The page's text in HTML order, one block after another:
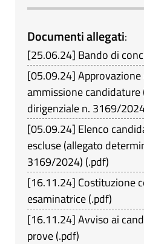
Documenti allegati:
[25.06.24] Bando di
[05.09.24]
ammissione
dirigenziale n. 3169/
[05.09.24] Elenco
escluse (allegato
3169/2024) (.pdf)
[16.11.24] Costituzione
esaminatrice(.pdf)
[16.11.24]Avviso ai
prove(.pdf)